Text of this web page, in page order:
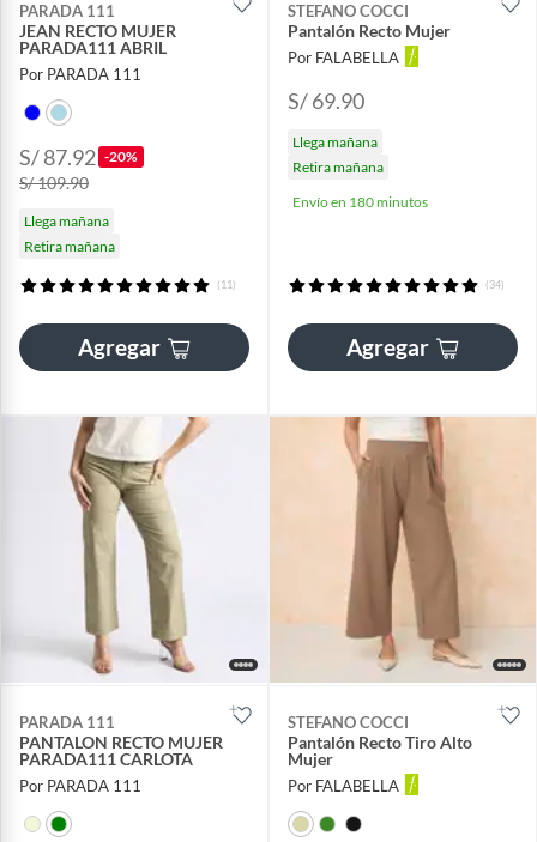
PARADA 111
JEAN RECTO MUJER
PARADA111 ABRIL
Por PARADA 111
S/ 87.92 -20%
S/ 109.90
Llega mañana
Retira mañana
(11)
Agregar
STEFANO COCCI
Pantalón Recto Mujer
Por FALABELLA
S/ 69.90
Llega mañana
Retira mañana
Envío en 180 minutos
(34)
Agregar
PARADA 111
PANTALON RECTO MUJER
PARADA111 CARLOTA
Por PARADA 111
STEFANO COCCI
Pantalón Recto Tiro Alto
Mujer
Por FALABELLA